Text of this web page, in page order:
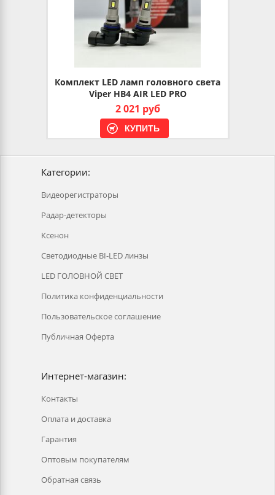
Комплект LED ламп головного света
Viper HB4 AIR LED PRO
2 021 руб
Категории:
Видеорегистраторы
Радар-детекторы
Ксенон
Светодиодные BI-LED линзы
LED ГОЛОВНОЙ СВЕТ
Политика конфиденциальности
Пользовательское соглашение
Публичная Оферта
Интернет-магазин:
Контакты
Оплата и доставка
Гарантия
Оптовым покупателям
Обратная связь